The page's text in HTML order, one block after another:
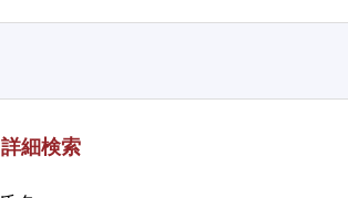
詳細検索